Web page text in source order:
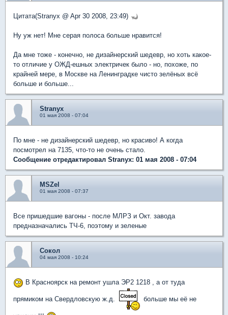
Цитата(Stranyx @ Apr 30 2008, 23:49)
Ну уж нет! Мне серая полоса больше нравится!
Да мне тоже - конечно, не дизайнерский шедевр, но хоть какое-
то отличие у ОЖД-ешных электричек было - но, похоже, по
крайней мере, в Москве на Ленинградке чисто зелёных всё
больше и больше...
Stranyx
01 мая 2008 - 07:04
По мне - не дизайнерский шедевр, но красиво! А когда
посмотрел на 7135, что-то не очень стало.
Сообщение отредактировал Stranyx: 01 мая 2008 - 07:04
MSZel
01 мая 2008 - 07:37
Все пришедшие вагоны - после МЛРЗ и Окт. завода
предназначались ТЧ-6, поэтому и зеленые
Сокол
04 мая 2008 - 10:24
В Красноярск на ремонт ушла ЭР2 1218 , а от туда
прямиком на Свердловскую ж.д. больше мы её не